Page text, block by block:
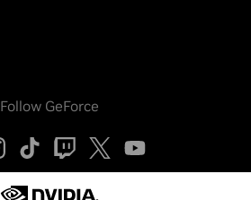
Follow GeForce